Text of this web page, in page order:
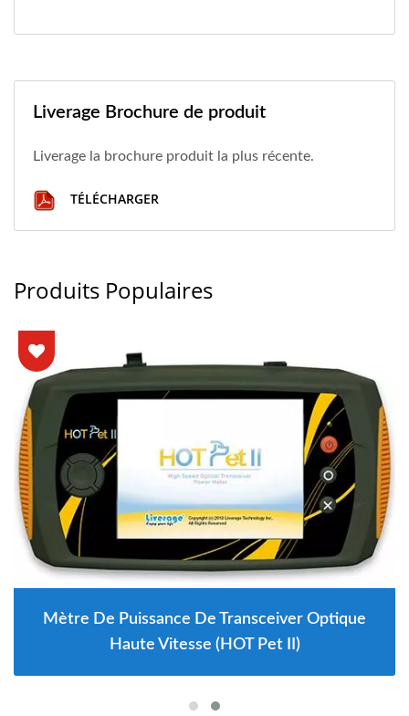
Liverage Brochure de produit
Liverage la brochure produit la plus récente.
TÉLÉCHARGER
Produits Populaires
Mètre De Puissance De Transceiver Optique
Haute Vitesse (HOT Pet II)